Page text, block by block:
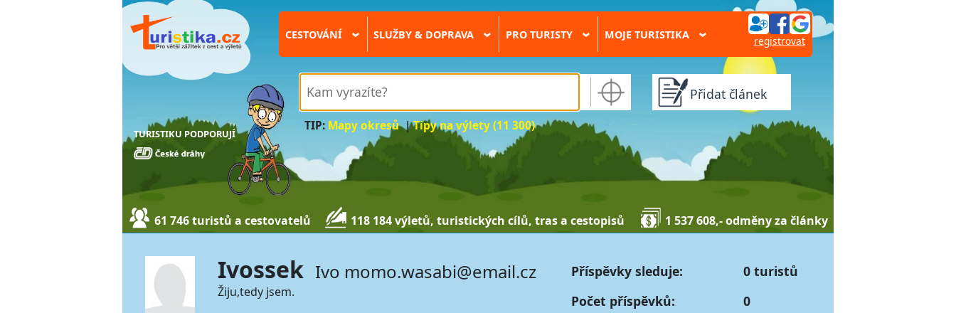
TURISTIKU PODPORUJÍ
CESTOVÁNÍ › SLUŽBY & DOPRAVA › PRO TURISTY › MOJE TURISTIKA › registrovat
TIP: Mapy okresů|Tipy na výlety (11 300)
Přidat článek
61 746 turistů a cestovatelů 118 184 výletů, turistických cílů, tras a cestopisů 1 537 608,- odměny za články
Ivossek Ivo momo.wasabi@email.cz
Žiju,tedy jsem.
Příspěvky sleduje:
0 turistů
Počet příspěvků:
0